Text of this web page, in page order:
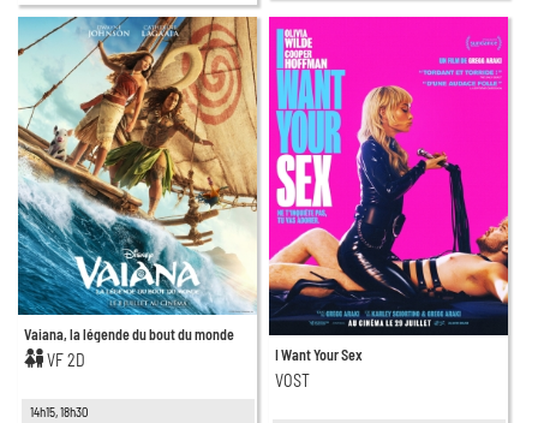
Vaiana, la légende du bout du monde
VF 2D
14h15, 18h30
I Want Your Sex
VOST